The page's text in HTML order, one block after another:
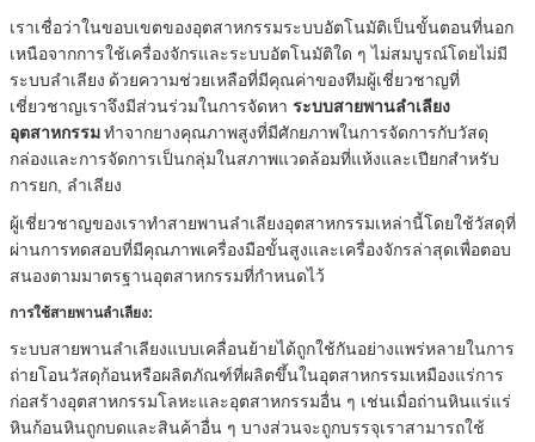
เราเชื่อว่าในขอบเขตของอุตสาหกรรมระบบอัตโนมัติเป็นขั้นตอนที่นอก
เหนือจากการใช้เครื่องจักรและระบบอัตโนมัติใด ๆ ไม่สมบูรณ์โดยไม่มี
ระบบลำเลียง ด้วยความช่วยเหลือที่มีคุณค่าของทีมผู้เชี่ยวชาญที่
เชี่ยวชาญเราจึงมีส่วนร่วมในการจัดหา ระบบสายพานลำเลียง
อุตสาหกรรมทำจากยางคุณภาพสูงที่มีศักยภาพในการจัดการกับวัสดุ
กล่องและการจัดการเป็นกลุ่มในสภาพแวดล้อมที่แห้งและเปียกสำหรับ
การยก, ลำเลียง
ผู้เชี่ยวชาญของเราทำสายพานลำเลียงอุตสาหกรรมเหล่านี้โดยใช้วัสดุที่
ผ่านการทดสอบที่มีคุณภาพเครื่องมือขั้นสูงและเครื่องจักรล่าสุดเพื่อตอบ
สนองตามมาตรฐานอุตสาหกรรมที่กำหนดไว้
การใช้สายพานลำเลียง:
ระบบสายพานลำเลียงแบบเคลื่อนย้ายได้ถูกใช้กันอย่างแพร่หลายในการ
ถ่ายโอนวัสดุก้อนหรือผลิตภัณฑ์ที่ผลิตขึ้นในอุตสาหกรรมเหมืองแร่การ
ก่อสร้างอุตสาหกรรมโลหะและอุตสาหกรรมอื่น ๆ เช่นเมื่อถ่านหินแร่แร่
หินก้อนหินถูกบดและสินค้าอื่น ๆ บางส่วนจะถูกบรรจุเราสามารถใช้